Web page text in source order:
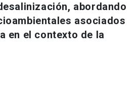
abordando
asociados
en el contexto de la